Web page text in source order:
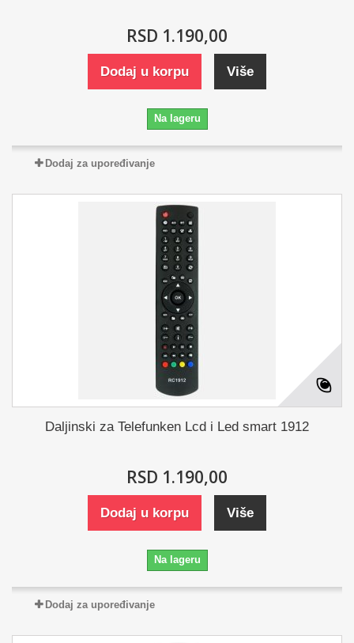
RSD 1.190,00
Dodaj u korpu Više
Na lageru
Dodaj za upoređivanje
Daljinski za Telefunken Lcd i Led smart 1912
RSD 1.190,00
Dodaj u korpu Više
Na lageru
Dodaj za upoređivanje